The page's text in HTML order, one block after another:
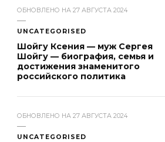
ОБНОВЛЕНО НА 27 АВГУСТА 2024
UNCATEGORISED
Шойгу Ксения — муж Сергея
Шойгу — биография, семья и
достижения знаменитого
российского политика
ОБНОВЛЕНО НА 27 АВГУСТА 2024
UNCATEGORISED